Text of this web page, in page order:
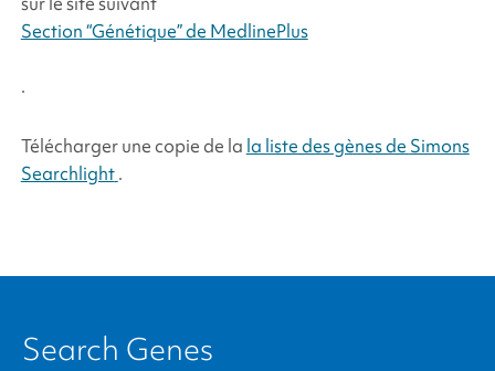
Section “Génétique” de MedlinePlus
.
Télécharger une copie de la la liste des gènes de Simons
Searchlight.
Search Genes